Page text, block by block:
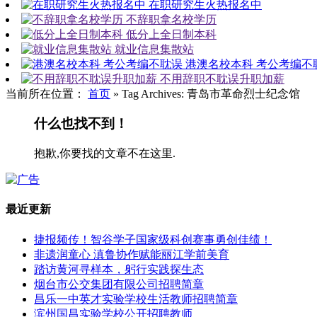
在职研究生火热报名中
不辞职拿名校学历
低分上全日制本科
就业信息集散站
港澳名校本科 考公考编不
不用辞职不耽误升职加薪
当前所在位置： 首页 » Tag Archives: 青岛市革命烈士纪念馆
什么也找不到！
抱歉,你要找的文章不在这里.
最近更新
捷报频传！智谷学子国家级科创赛事勇创佳绩！
非遗润童心 滇鲁协作赋能丽江学前美育
踏访黄河寻样本，躬行实践探生态
烟台市公交集团有限公司招聘简章
昌乐一中英才实验学校生活教师招聘简章
滨州国昌实验学校公开招聘教师